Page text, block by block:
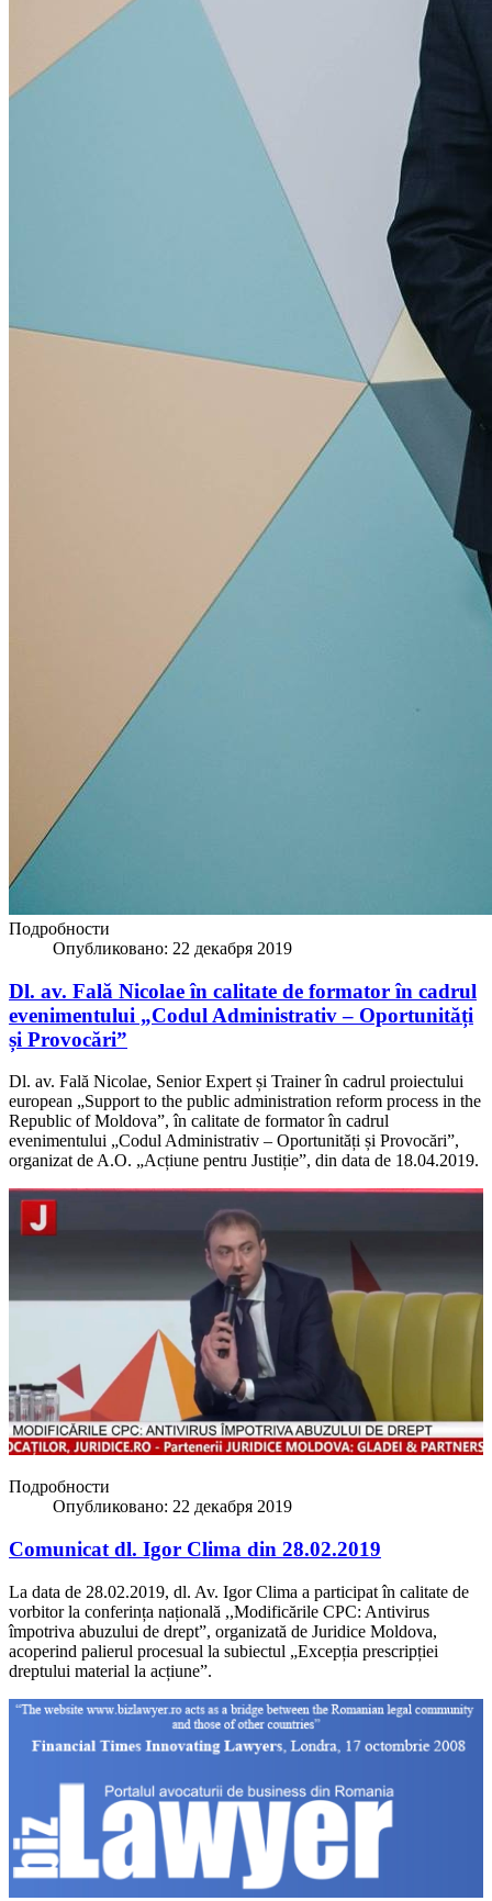
Подробности
Опубликовано: 22 декабря 2019
Dl. av. Fală Nicolae în calitate de formator în cadrul
evenimentului „Codul Administrativ – Oportunități
și Provocări”
Dl. av. Fală Nicolae, Senior Expert și Trainer în cadrul proiectului
european „Support to the public administration reform process in the
Republic of Moldova”, în calitate de formator în cadrul
evenimentului „Codul Administrativ – Oportunități și Provocări”,
organizat de A.O. „Acțiune pentru Justiție”, din data de 18.04.2019.
Подробности
Опубликовано: 22 декабря 2019
Comunicat dl. Igor Clima din 28.02.2019
La data de 28.02.2019, dl. Av. Igor Clima a participat în calitate de
vorbitor la conferința națională ,,Modificările CPC: Antivirus
împotriva abuzului de drept”, organizată de Juridice Moldova,
acoperind palierul procesual la subiectul „Excepția prescripției
dreptului material la acțiune”.